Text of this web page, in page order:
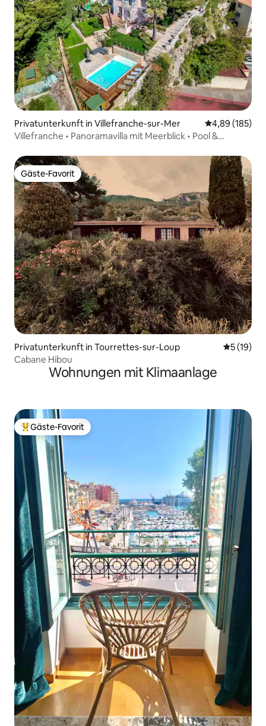
Privatunterkunft in Villefranche-sur-Mer
4,89 (185)
Villefranche • Panoramavilla mit Meerblick • Pool &
Gäste-Favorit
Gäste-Favorit
Privatunterkunft in Tourrettes-sur-Loup
5 (19)
Cabane Hibou
Wohnungen mit Klimaanlage
Beliebter Gäste-Favorit.
Gäste-Favorit